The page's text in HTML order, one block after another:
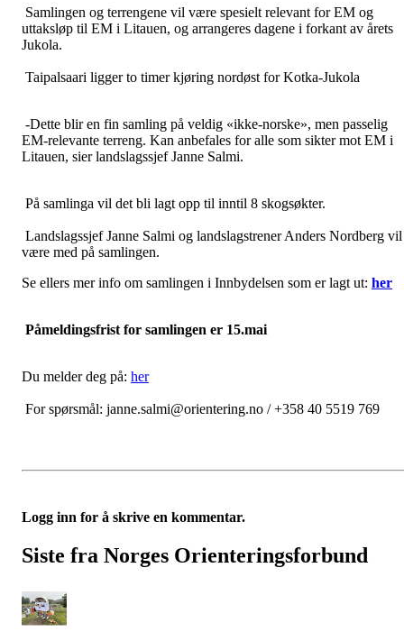
Samlingen og terrengene vil være spesielt relevant for EM og
uttaksløp til EM i Litauen, og arrangeres dagene i forkant av årets
Jukola.
Taipalsaari ligger to timer kjøring nordøst for Kotka-Jukola
-Dette blir en fin samling på veldig «ikke-norske», men passelig
EM-relevante terreng. Kan anbefales for alle som sikter mot EM i
Litauen, sier landslagssjef Janne Salmi.
På samlinga vil det bli lagt opp til inntil 8 skogsøkter.
Landslagssjef Janne Salmi og landslagstrener Anders Nordberg vil
være med på samlingen.
Se ellers mer info om samlingen i Innbydelsen som er lagt ut: her
Påmeldingsfrist for samlingen er 15.mai
Du melder deg på: her
For spørsmål: janne.salmi@orientering.no / +358 40 5519 769
Logg inn for å skrive en kommentar.
Siste fra Norges Orienteringsforbund